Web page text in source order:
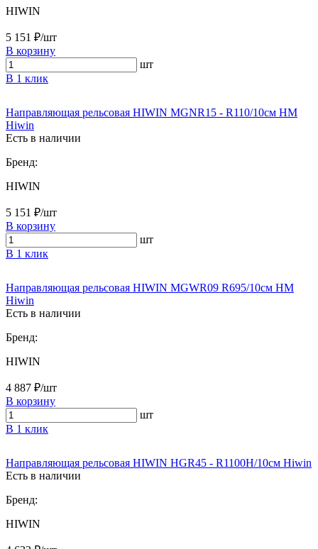
HIWIN
5 151 ₽/шт
В корзину
шт
В 1 клик
Направляющая рельсовая HIWIN MGNR15 - R110/10см HM
Hiwin
Есть в наличии
Бренд:
HIWIN
5 151 ₽/шт
В корзину
шт
В 1 клик
Направляющая рельсовая HIWIN MGWR09 R695/10см HM
Hiwin
Есть в наличии
Бренд:
HIWIN
4 887 ₽/шт
В корзину
шт
В 1 клик
Направляющая рельсовая HIWIN HGR45 - R1100H/10см Hiwin
Есть в наличии
Бренд:
HIWIN